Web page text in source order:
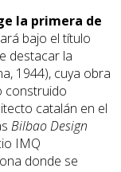
la primera de
bajo el título
destacar la
1944), cuya obra
construido
catalán en el
Bilbao Design
IMQ
donde se